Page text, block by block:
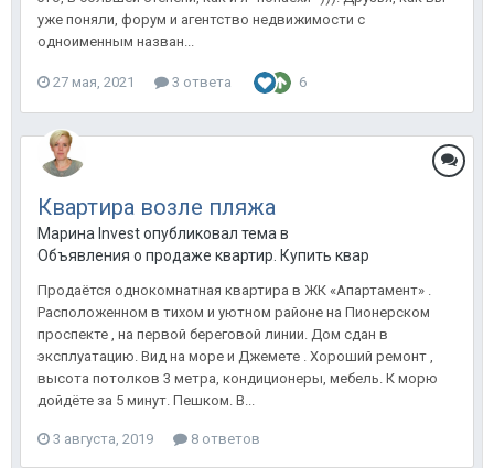
уже поняли, форум и агентство недвижимости с
одноименным назван...
27 мая, 2021 3 ответа 6
Квартира возле пляжа
Марина Invest опубликовал тема в
Объявления о продаже квартир. Купить квартиру в Анапе.
Продаётся однокомнатная квартира в ЖК «Апартамент» .
Расположенном в тихом и уютном районе на Пионерском
проспекте , на первой береговой линии. Дом сдан в
эксплуатацию. Вид на море и Джемете . Хороший ремонт ,
высота потолков 3 метра, кондиционеры, мебель. К морю
дойдёте за 5 минут. Пешком. В...
3 августа, 2019 8 ответов